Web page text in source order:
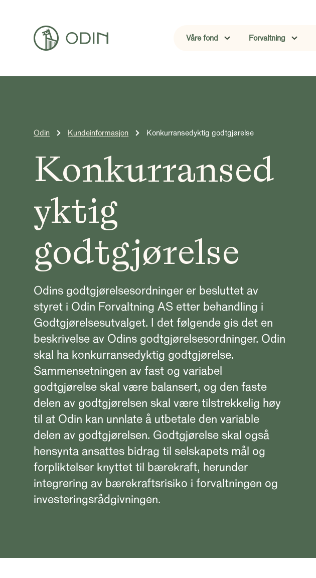
Våre fond Forvaltning
Odin Kundeinformasjon Konkurransedyktig godtgjørelse
Konkurransed
yktig
godtgjørelse
Odins godtgjørelsesordninger er besluttet av
styret i Odin Forvaltning AS etter behandling i
Godtgjørelsesutvalget. I det følgende gis det en
beskrivelse av Odins godtgjørelsesordninger. Odin
skal ha konkurransedyktig godtgjørelse.
Sammensetningen av fast og variabel
godtgjørelse skal være balansert, og den faste
delen av godtgjørelsen skal være tilstrekkelig høy
til at Odin kan unnlate å utbetale den variable
delen av godtgjørelsen. Godtgjørelse skal også
hensynta ansattes bidrag til selskapets mål og
forpliktelser knyttet til bærekraft, herunder
integrering av bærekraftsrisiko i forvaltningen og
investeringsrådgivningen.